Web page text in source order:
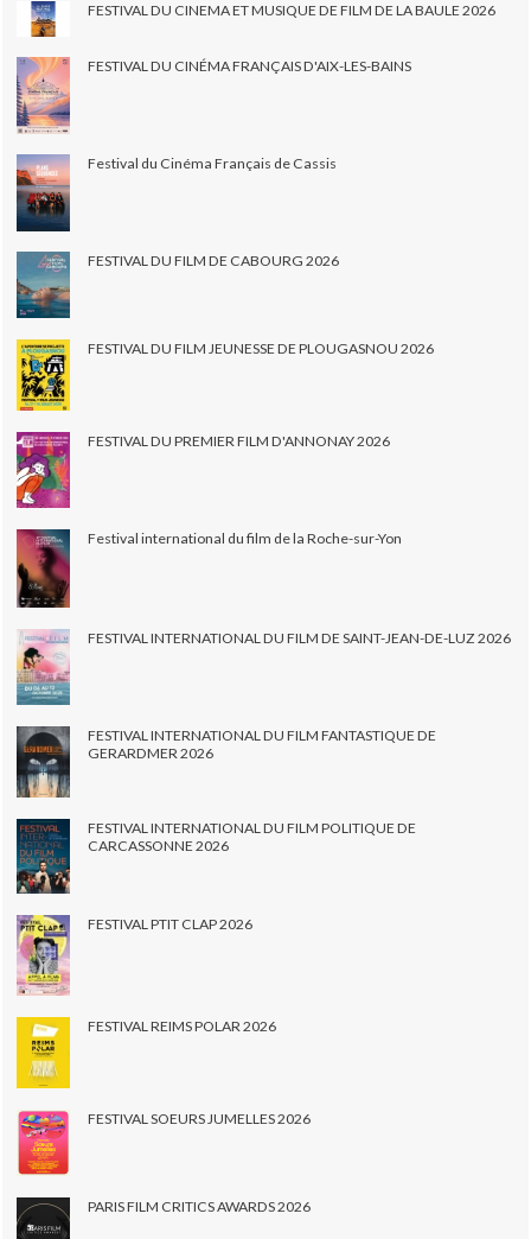
FESTIVAL DU CINEMA ET MUSIQUE DE FILM DE LA BAULE 2026
FESTIVAL DU CINÉMA FRANÇAIS D'AIX-LES-BAINS
Festival du Cinéma Français de Cassis
FESTIVAL DU FILM DE CABOURG 2026
FESTIVAL DU FILM JEUNESSE DE PLOUGASNOU 2026
FESTIVAL DU PREMIER FILM D'ANNONAY 2026
Festival international du film de la Roche-sur-Yon
FESTIVAL INTERNATIONAL DU FILM DE SAINT-JEAN-DE-LUZ 2026
FESTIVAL INTERNATIONAL DU FILM FANTASTIQUE DE
GERARDMER 2026
FESTIVAL INTERNATIONAL DU FILM POLITIQUE DE
CARCASSONNE 2026
FESTIVAL PTIT CLAP 2026
FESTIVAL REIMS POLAR 2026
FESTIVAL SOEURS JUMELLES 2026
PARIS FILM CRITICS AWARDS 2026